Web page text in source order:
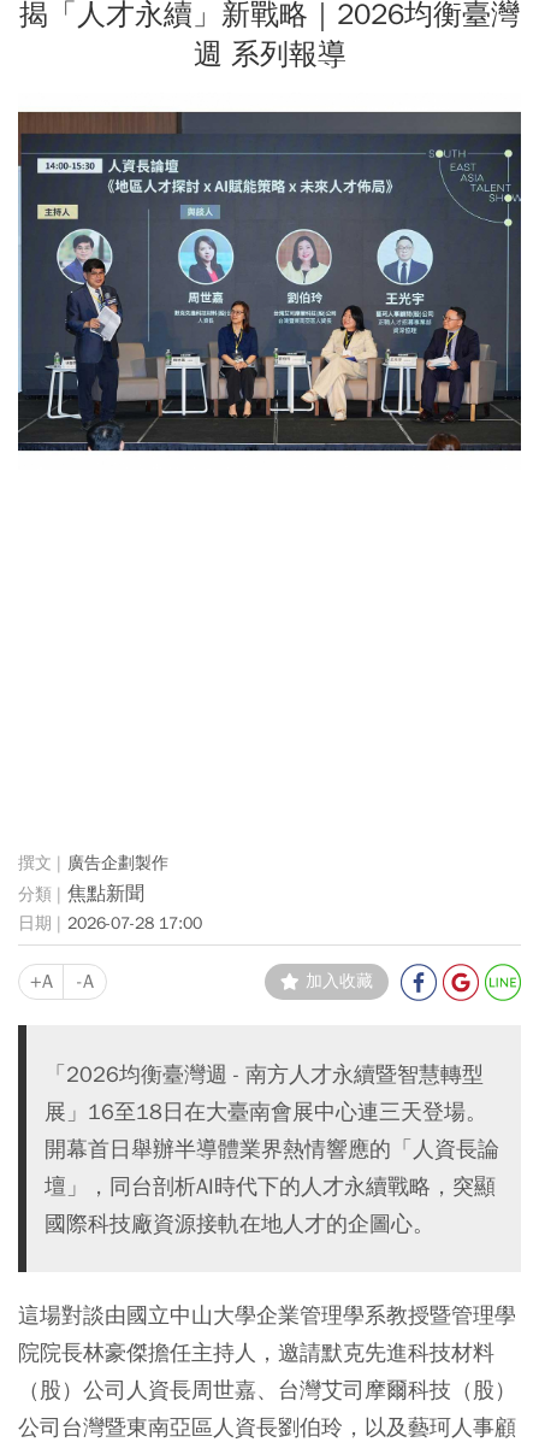
揭「人才永續」新戰略｜2026均衡臺灣
週 系列報導
廣告企劃製作
焦點新聞
2026-07-28 17:00
+A -A 加入收藏
「2026均衡臺灣週 - 南方人才永續暨智慧轉型
展」16至18日在大臺南會展中心連三天登場。
開幕首日舉辦半導體業界熱情響應的「人資長論
壇」，同台剖析AI時代下的人才永續戰略，突顯
國際科技廠資源接軌在地人才的企圖心。
這場對談由國立中山大學企業管理學系教授暨管理學
院院長林豪傑擔任主持人，邀請默克先進科技材料
（股）公司人資長周世嘉、台灣艾司摩爾科技（股）
公司台灣暨東南亞區人資長劉伯玲，以及藝珂人事顧